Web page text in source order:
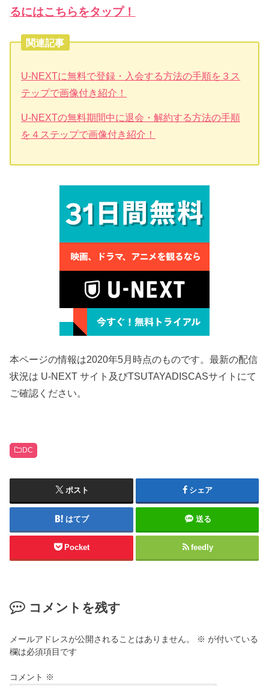
るにはこちらをタップ！
関連記事
U-NEXTに無料で登録・入会する方法の手順を３ス
テップで画像付き紹介！
U-NEXTの無料期間中に退会・解約する方法の手順
を４ステップで画像付き紹介！
本ページの情報は2020年5月時点のものです。最新の配信
状況は U-NEXT サイト及びTSUTAYADISCASサイトにて
ご確認ください。
DC
ポスト シェア
はてブ 送る
Pocket feedly
コメントを残す
メールアドレスが公開されることはありません。 ※ が付いている
欄は必須項目です
コメント ※